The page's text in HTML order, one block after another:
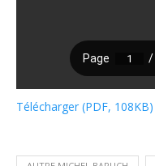
Télécharger (PDF, 108KB)